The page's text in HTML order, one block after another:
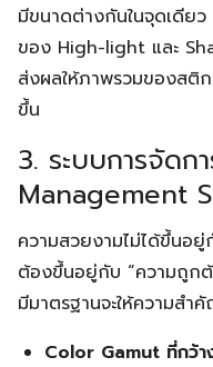
มีขนาดต่างกันในจุดเดียว
ของ High-light และ
ส่งผลให้ภาพรวมของสติ
ขึ้น
3. ระบบการจัดก
Management
ความสวยงามไม่ได้ขึ้นอ
ต้องขึ้นอยู่กับ “ความถูก
มีมาตรฐานจะให้ความสำ
Color Gamut ที่กว้า